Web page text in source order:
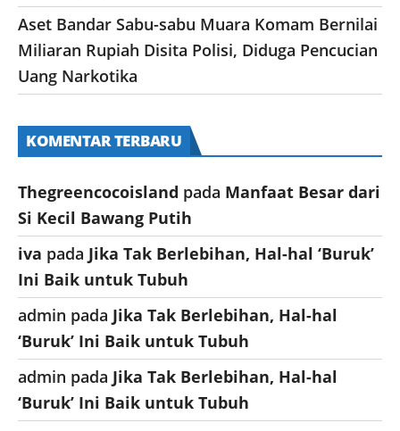
Aset Bandar Sabu-sabu Muara Komam Bernilai
Miliaran Rupiah Disita Polisi, Diduga Pencucian
Uang Narkotika
KOMENTAR TERBARU
Thegreencocoisland pada Manfaat Besar dari
Si Kecil Bawang Putih
iva pada Jika Tak Berlebihan, Hal-hal ‘Buruk’
Ini Baik untuk Tubuh
admin pada Jika Tak Berlebihan, Hal-hal
‘Buruk’ Ini Baik untuk Tubuh
admin pada Jika Tak Berlebihan, Hal-hal
‘Buruk’ Ini Baik untuk Tubuh